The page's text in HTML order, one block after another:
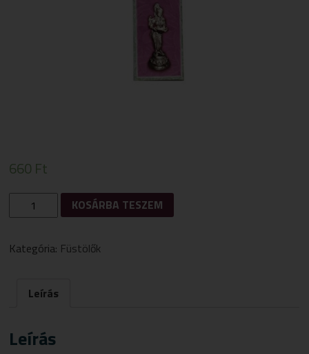
660 Ft
PUSPA
DB
KOSÁRBA TESZEM
Kategória: Füstölők
Leírás
Leírás